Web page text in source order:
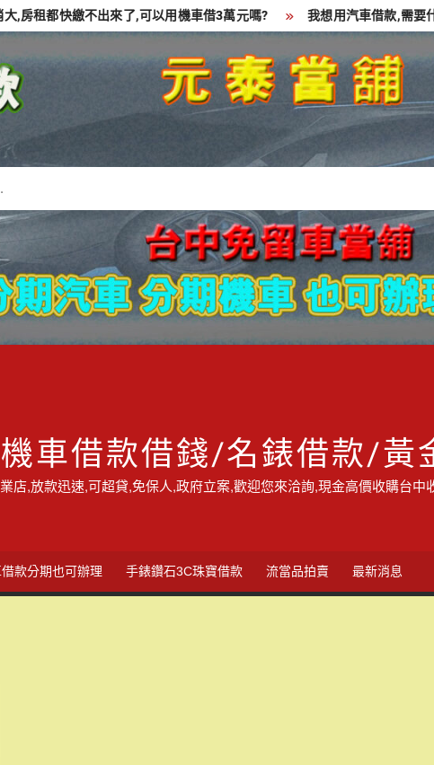
租都快繳不出來了,可以用機車借3萬元嗎? 我想用汽車借款,需要什麼
車借款借錢/名錶借款/黃
店,放款迅速,可超貸,免保人,政府立案,歡迎您來洽詢,現金高價收購台
款分期也可辦理 手錶鑽石3C珠寶借款 流當品拍賣 最新消息